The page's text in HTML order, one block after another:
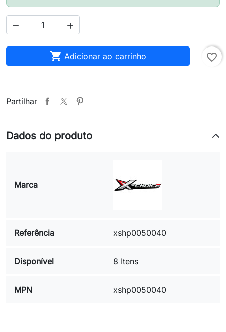
 
 Adicionar ao carrinho favorite_border
Partilhar
Dados do produto
Marca
Referência xshp0050040
Disponível 8 Itens
MPN xshp0050040